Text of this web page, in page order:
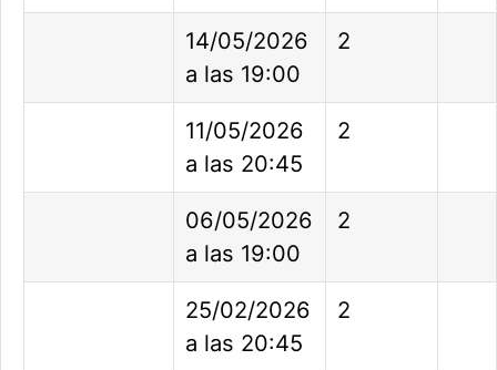
14/05/2026
a las 19:00
2
11/05/2026
a las 20:45
2
06/05/2026
a las 19:00
2
25/02/2026
a las 20:45
2